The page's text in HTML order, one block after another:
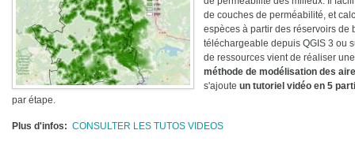
de couches de perméabilité, et
espèces à partir des réservoirs de
téléchargeable depuis QGIS 3 ou
de ressources vient de réaliser
méthode de modélisation des
s'ajoute un tutoriel vidéo en 5
par étape.
Plus d'infos CONSULTER LES TUTOS VIDEOS